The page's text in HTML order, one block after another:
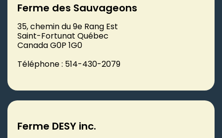
Ferme des Sauvageons
35, chemin du 9e Rang Est
Saint-Fortunat Québec
Canada G0P 1G0
Téléphone : 514-430-2079
Ferme DESY inc.